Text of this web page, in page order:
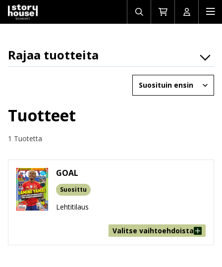
Avaa/sulje
haku
Siirry
ostoskoriin
Avaa/
Rajaa tuotteita
Osasto
Tuotemuoto
Järjestä
Tuotteet
1 Tuotetta
GOAL
Suosittu
Lehtitilaus
Valitse vaihtoehdoista